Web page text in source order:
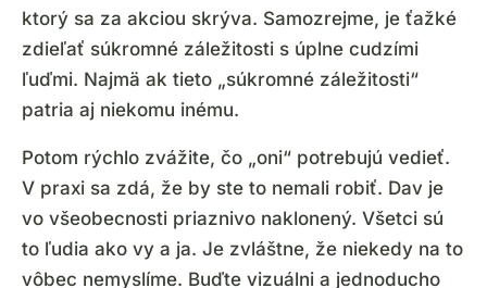
ktorý sa za akciou skrýva. Samozrejme, je ťažké
zdieľať súkromné záležitosti s úplne cudzími
ľuďmi. Najmä ak tieto „súkromné záležitosti“
patria aj niekomu inému.
Potom rýchlo zvážite, čo „oni“ potrebujú vedieť.
V praxi sa zdá, že by ste to nemali robiť. Dav je
vo všeobecnosti priaznivo naklonený. Všetci sú
to ľudia ako vy a ja. Je zvláštne, že niekedy na to
vôbec nemyslíme. Buďte vizuálni a jednoducho